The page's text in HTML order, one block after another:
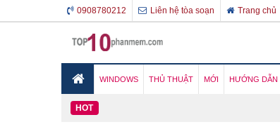
0908780212 Liên hệ tòa soạn Trang chủ
WINDOWS THỦ THUẬT MỚI HƯỚNG DẪN
HOT